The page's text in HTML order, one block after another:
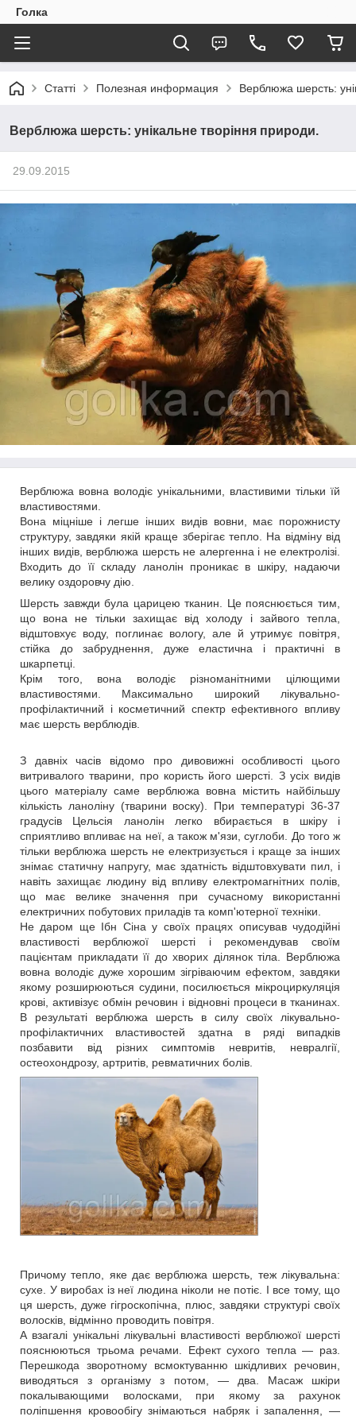
Голка
Статті Полезная информация Верблюжа шерсть:
Верблюжа шерсть: унікальне творіння природи.
29.09.2015
Верблюжа вовна володіє унікальними, властивими тільки їй
властивостями.
Вона міцніше і легше інших видів вовни, має порожнисту
структуру, завдяки якій краще зберігає тепло. На відміну від
інших видів, верблюжа шерсть не алергенна і не електролізі.
Входить до її складу ланолін проникає в шкіру, надаючи
велику оздоровчу дію.
Шерсть завжди була царицею тканин. Це пояснюється тим,
що вона не тільки захищає від холоду і зайвого тепла,
відштовхує воду, поглинає вологу, але й утримує повітря,
стійка до забруднення, дуже еластична і практичні в
шкарпетці.
Крім того, вона володіє різноманітними цілющими
властивостями. Максимально широкий лікувально-
профілактичний і косметичний спектр ефективного впливу
має шерсть верблюдів.
З давніх часів відомо про дивовижні особливості цього
витривалого тварини, про користь його шерсті. З усіх видів
цього матеріалу саме верблюжа вовна містить найбільшу
кількість ланоліну (тварини воску). При температурі 36-37
градусів Цельсія ланолін легко вбирається в шкіру і
сприятливо впливає на неї, а також м'язи, суглоби. До того ж
тільки верблюжа шерсть не електризується і краще за інших
знімає статичну напругу, має здатність відштовхувати пил, і
навіть захищає людину від впливу електромагнітних полів,
що має велике значення при сучасному використанні
електричних побутових приладів та комп'ютерної техніки.
Не даром ще Ібн Сіна у своїх працях описував чудодійні
властивості верблюжої шерсті і рекомендував своїм
пацієнтам прикладати її до хворих ділянок тіла. Верблюжа
вовна володіє дуже хорошим зігріваючим ефектом, завдяки
якому розширюються судини, посилюється мікроциркуляція
крові, активізує обмін речовин і відновні процеси в тканинах.
В результаті верблюжа шерсть в силу своїх лікувально-
профілактичних властивостей здатна в ряді випадків
позбавити від різних симптомів невритів, невралгії,
остеохондрозу, артритів, ревматичних болів.
Причому тепло, яке дає верблюжа шерсть, теж лікувальна:
сухе. У виробах із неї людина ніколи не потіє. І все тому, що
ця шерсть, дуже гігроскопічна, плюс, завдяки структурі своїх
волосків, відмінно проводить повітря.
А взагалі унікальні лікувальні властивості верблюжої шерсті
пояснюються трьома речами. Ефект сухого тепла ― раз.
Перешкода зворотному всмоктуванню шкідливих речовин,
виводяться з організму з потом, ― два. Масаж шкіри
покалывающими волосками, при якому за рахунок
поліпшення кровообігу знімаються набряк і запалення, ―